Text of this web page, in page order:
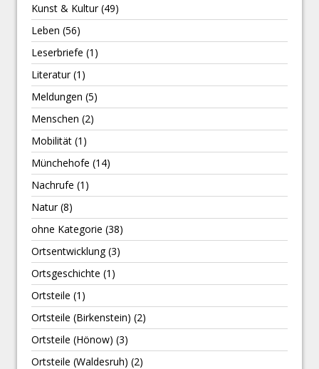
Kunst & Kultur(49)
Leben (56)
Leserbriefe (1)
Literatur(1)
Meldungen (5)
Menschen (2)
Mobilität (1)
Münchehofe (14)
Nachrufe (1)
Natur(8)
ohne Kategorie (38)
Ortsentwicklung(3)
Ortsgeschichte (1)
Ortsteile (1)
Ortsteile (Birkenstein) (2)
Ortsteile (Hönow) (3)
Ortsteile (Waldesruh) (2)